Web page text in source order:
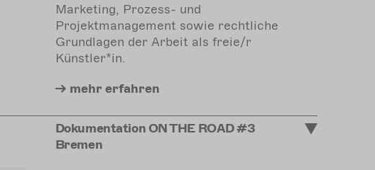
Marketing, Prozess- und
Projektmanagement sowie rechtliche
Grundlagen der Arbeit als freie/r
Künstler*in.
mehr erfahren
Dokumentation ON THE ROAD #3
Bremen